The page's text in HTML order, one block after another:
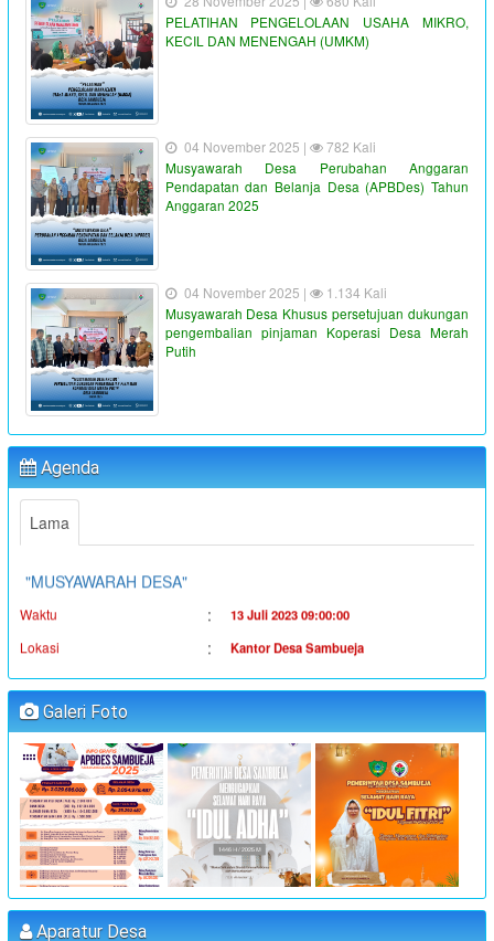
PELATIHAN PENGELOLAAN USAHA MIKRO,
KECIL DAN MENENGAH (UMKM)
04 November 2025 |
782 Kali
Musyawarah Desa Perubahan Anggaran
Pendapatan dan Belanja Desa (APBDes) Tahun
Anggaran 2025
04 November 2025 |
1.134 Kali
Musyawarah Desa Khusus persetujuan dukungan
pengembalian pinjaman Koperasi Desa Merah
Putih
Agenda
Lama
"PENYALURAN BLT-DD TAHUN ANGGARAN 2023"
Waktu : 19 Juni 2023 16:36:38
Lokasi
Koordinator
Waktu
Lokasi : Kantor Desa Sambueja
Koordinator : JUFRI (SEKDES SAMBUEJA)
"MUSYAWARAH DESA"
Waktu : 14 Juli 2023 09:00:00
Lokasi : Kantor Desa Sambueja
Koordinator JUFRI (SEKDES SAMBUEJA)
"MUSYAWARAH DESA"
Waktu 25 Juli 2023 09:00:00
Lokasi : Kantor Desa Sambueja
Galeri Foto
Aparatur Desa